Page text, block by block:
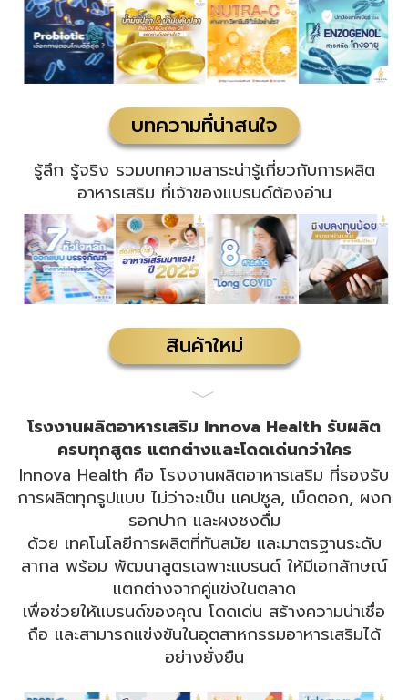
บทความที่น่าสนใจ
รู้ลึก รู้จริง รวมบทความสาระน่ารู้เกี่ยวกับการผลิต
อาหารเสริม ที่เจ้าของแบรนด์ต้องอ่าน
สินค้าใหม่
﹀
โรงงานผลิตอาหารเสริม Innova Health รับผลิต
ครบทุกสูตร แตกต่างและโดดเด่นกว่าใคร
Innova Health คือ โรงงานผลิตอาหารเสริม ที่รองรับ
การผลิตทุกรูปแบบ ไม่ว่าจะเป็น แคปซูล, เม็ดตอก, ผงก
รอกปาก และผงชงดื่ม
ด้วย เทคโนโลยีการผลิตที่ทันสมัย และมาตรฐานระดับ
สากล พร้อม พัฒนาสูตรเฉพาะแบรนด์ ให้มีเอกลักษณ์
แตกต่างจากคู่แข่งในตลาด
เพื่อช่วยให้แบรนด์ของคุณ โดดเด่น สร้างความน่าเชื่อ
ถือ และสามารถแข่งขันในอุตสาหกรรมอาหารเสริมได้
อย่างยั่งยืน